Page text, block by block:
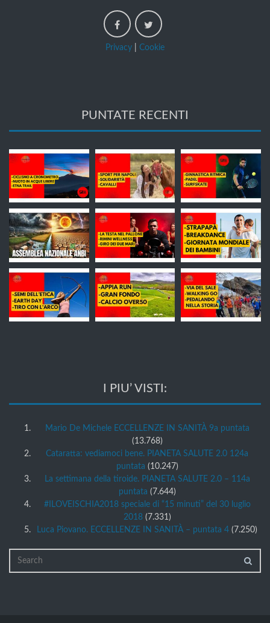
Privacy Cookie
PUNTATE RECENTI
I PIU’ VISTI:
Mario De Michele ECCELLENZE IN SANITÀ 9a puntata
(13.768)
Cataratta: vediamoci bene. PIANETA SALUTE 2.0 124a
puntata (10.247)
La settimana della tiroide. PIANETA SALUTE 2.0 – 114a
puntata (7.644)
#ILOVEISCHIA2018 speciale di “15 minuti” del 30 luglio
2018 (7.331)
Luca Piovano. ECCELLENZE IN SANITÀ – puntata 4 (7.250)